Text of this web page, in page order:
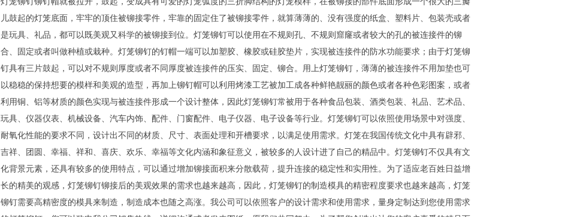
儿鼓起的灯笼底面，牢牢的顶住被铆接零件，牢靠的固定住了被铆接零件，就算薄薄的、没有强度的纸盒、塑料片、包装壳或者
是玩具、礼品，都可以既美观又科学的被铆接到位。灯笼铆钉可以使用在不规则孔、不规则窟窿或者较大的孔的被连接件的铆
合、固定或者叫做种植或栽种。灯笼铆钉的钉帽一端可以加塑胶、橡胶或硅胶垫片，实现被连接件的防水功能要求；由于灯笼铆
钉具有三片鼓起，可以对不规则厚度或者不同厚度被连接件的压实、固定、铆合。用上灯笼铆钉，薄薄的被连接件不用加垫也可
以稳稳的保持想要的模样和美观的造型，再加上铆钉帽可以利用烤漆工艺被加工成各种鲜艳靓丽的颜色或者各种色彩图案，或者
利用铜、铝等材质的颜色实现与被连接件形成一个设计整体，因此灯笼铆钉常被用于各种食品包装、酒类包装、礼品、艺术品、
玩具、仪器仪表、机械设备、汽车内饰、配件、门窗配件、电子仪器、电子设备等行业。灯笼铆钉可以依照使用场景中对强度、
耐氧化性能的要求不同，设计出不同的材质、尺寸、表面处理和开槽要求，以满足使用需求。灯笼在我国传统文化中具有辟邪、
吉祥、团圆、幸福、祥和、喜庆、欢乐、幸福等文化内涵和象征意义，被较多的人设计进了自己的精品中。灯笼铆钉不仅具有文
化背景元素，还具有较多的使用特点，可以通过增加铆接面积来分散载荷，提升连接的稳定性和实用性。为了适应老百姓日益增
长的精美的观感，灯笼铆钉铆接后的美观效果的需求也越来越高，因此，灯笼铆钉的制造模具的精密程度要求也越来越高，灯笼
铆钉需要高精密度的模具来制造，制造成本也随之高涨。我公司可以依照客户的设计需求和使用需求，量身定制达到您使用需求